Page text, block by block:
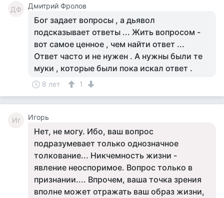
ДФ Дмитрий Фролов
Бог задает вопросы , а дьявол
подсказывает ответы ... Жить вопросом -
вот самое ценное , чем найти ответ ...
Ответ часто и не нужен . А нужны были те
муки , которые были пока искал ответ .
8 лет 1
Иг Игорь
Нет, не могу. Ибо, ваш вопрос
подразумевает только однозначное
толкование... Никчемность жизни -
явление неоспоримое. Вопрос только в
признании.... Впрочем, ваша точка зрения
вполне может отражать ваш образ жизни,